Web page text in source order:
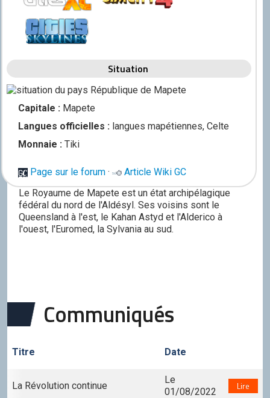
Situation
Capitale : Mapete
Langues officielles : langues mapétiennes, Celte
Monnaie : Tiki
Page sur le forum ·
Article Wiki GC
Le Royaume de Mapete est un état archipélagique
fédéral du nord de l'Aldésyl. Ses voisins sont le
Queensland à l'est, le Kahan Astyd et l'Alderico à
l'ouest, l'Euromed, la Sylvania au sud.
Communiqués
Titre Date
La Révolution continue
Le
01/08/2022
Lire